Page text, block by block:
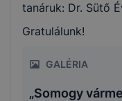
tanáruk: Dr. Sütő
Gratulálunk!
GALÉRIA
„Somogy